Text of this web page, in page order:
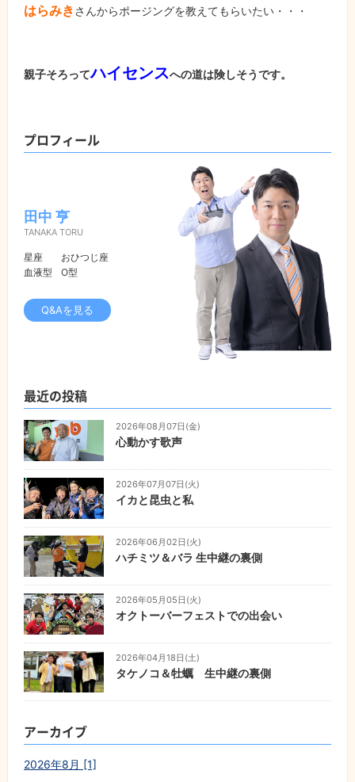
はらみきさんからポージングを教えてもらいたい・・・
親子そろってハイセンスへの道は険しそうです。
プロフィール
田中 亨
TANAKA TORU
星座
おひつじ座
血液型
O型
Q&Aを見る
最近の投稿
2026年08月07日(金)
心動かす歌声
2026年07月07日(火)
イカと昆虫と私
2026年06月02日(火)
ハチミツ＆バラ 生中継の裏側
2026年05月05日(火)
オクトーバーフェストでの出会い
2026年04月18日(土)
タケノコ＆牡蠣 生中継の裏側
アーカイブ
2026年8月 [1]